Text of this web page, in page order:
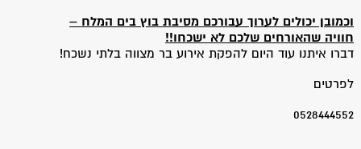
וכמובן יכולים לערוך עבורכם מסיבת בוץ בים המלח –
חוויה שהאורחים שלכם לא ישכחו!!
דברו איתנו עוד היום להפקת אירוע בר מצווה בלתי נשכח!
לפרטים
0528444552